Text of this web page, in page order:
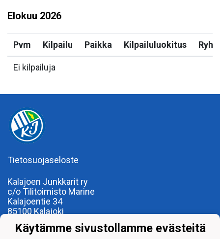
Elokuu 2026
Pvm Kilpailu Paikka Kilpailuluokitus
Ei kilpailuja
Tietosuojaseloste
Kalajoen Junkkarit ry
c/o Tilitoimisto Marine
Kalajoentie 34
85100 Kalajoki
Y-tunnus 0185922-0
Yhdistysrekisterinumero 120.904
Käytämme sivustollamme evästeitä